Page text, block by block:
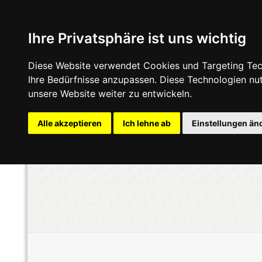
Ihre Privatsphäre ist uns wichtig
Diese Website verwendet Cookies und Targeting
Ihre Bedürfnisse anzupassen. Diese Technologien
unsere Website weiter zu entwickeln.
Alle akzeptieren Ich lehne ab Einstellungen